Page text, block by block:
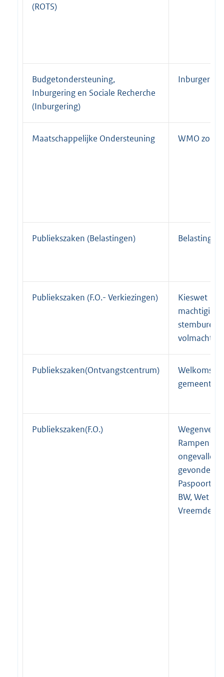
(ROTS)
Budgetondersteuning,
Inburgering en Sociale Recherche
(Inburgering)
Inburgering
Maatschappelijke Ondersteuning WMO
Publiekszaken (Belastingen) Belastingen
Publiekszaken (F.O.- Verkiezingen)
Kieswet
Publiekszaken(Ontvangstcentrum)
Publiekszaken(F.O.)
Rampen en
ongevallen,
gevonden
BW, Wet